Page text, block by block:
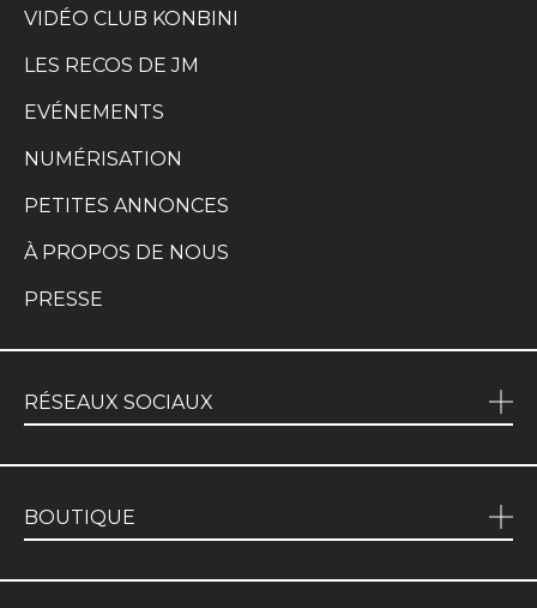
VIDÉO CLUB KONBINI
LES RECOS DE JM
EVÉNEMENTS
NUMÉRISATION
PETITES ANNONCES
À PROPOS DE NOUS
PRESSE
RÉSEAUX SOCIAUX
BOUTIQUE